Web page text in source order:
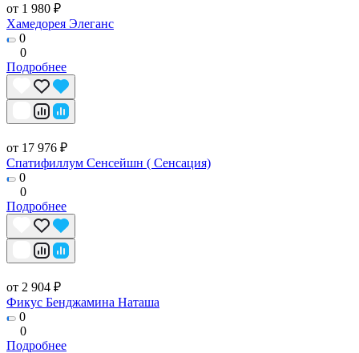
от 1 980 ₽
Хамедорея Элеганс
0
0
Подробнее
от 17 976 ₽
Спатифиллум Сенсейшн ( Сенсация)
0
0
Подробнее
от 2 904 ₽
Фикус Бенджамина Наташа
0
0
Подробнее